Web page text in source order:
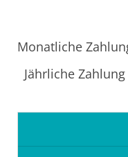
Monatliche
Jährliche Zahlung